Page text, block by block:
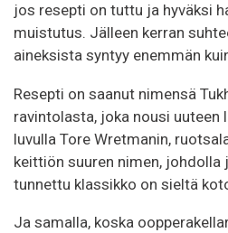
jos resepti on tuttu ja hyväksi
muistutus. Jälleen kerran
aineksista syntyy enemmän
Resepti on saanut nimensä
ravintolasta, joka nousi
luvulla Tore Wretmanin,
keittiön suuren nimen, johdolla
tunnettu klassikko on sieltä
Ja samalla, koska